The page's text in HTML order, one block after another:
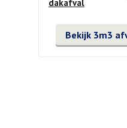
dakafval
Bekijk 3m3